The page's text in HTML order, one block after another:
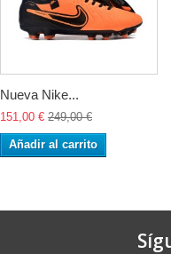
Nueva Nike...
151,00 € 249,00 €
Añadir al carrito